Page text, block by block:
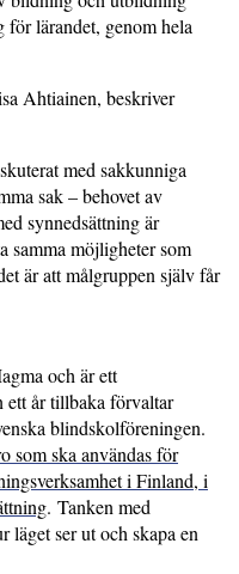
för lärandet, genom hela
Ahtiainen, beskriver
med sakkunniga
sak – behovet av
synnedsättning är
samma möjligheter som
är att målgruppen själv får
och är ett
ett år tillbaka förvaltar
blindskolföreningen.
som ska användas för
i Finland, i
. Tanken med
läget ser ut och skapa en